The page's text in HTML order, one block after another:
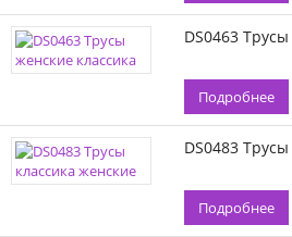
DS0463
Подробнее
DS0483
Подробнее